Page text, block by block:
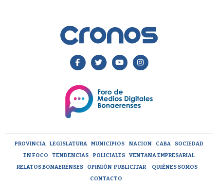
PROVINCIA LEGISLATURA MUNICIPIOS NACION CABA
SOCIEDAD
EN FOCO
TENDENCIAS POLICIALES
VENTANA EMPRESARIAL
RELATOS BONAERENSES
OPINIÓN PUBLICITAR
QUIÉNES SOMOS
CONTACTO